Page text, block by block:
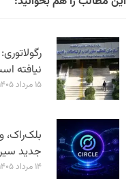
نیافته
۱۵ مرداد ۱۴۰۵
بلک‌راک،
جدید
۱۴ مرداد ۱۴۰۵